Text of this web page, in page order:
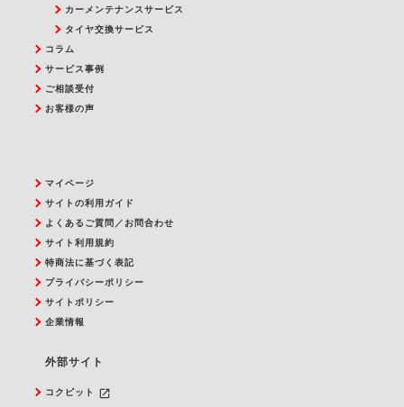
カーメンテナンスサービス
タイヤ交換サービス
コラム
サービス事例
ご相談受付
お客様の声
マイページ
サイトの利用ガイド
よくあるご質問／お問合わせ
サイト利用規約
特商法に基づく表記
プライバシーポリシー
サイトポリシー
企業情報
外部サイト
コクピット
launch